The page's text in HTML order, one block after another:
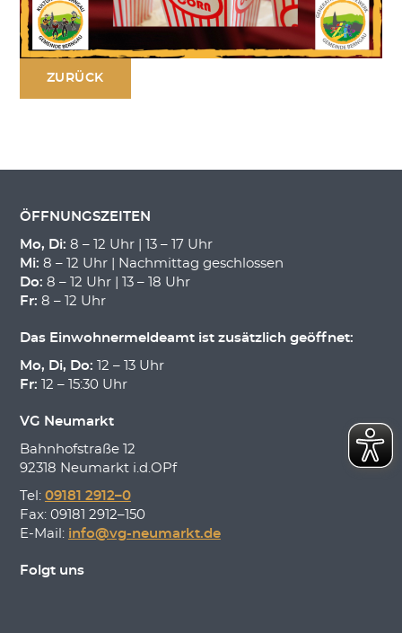
ZURÜCK
ÖFFNUNGSZEITEN
Mo, Di: 8 – 12 Uhr | 13 – 17 Uhr
Mi: 8 – 12 Uhr | Nachmittag geschlossen
Do: 8 – 12 Uhr | 13 – 18 Uhr
Fr: 8 – 12 Uhr
Das Einwohnermeldeamt ist zusätzlich geöffnet:
Mo, Di, Do: 12 – 13 Uhr
Fr: 12 – 15:30 Uhr
VG Neumarkt
Bahnhofstraße 12
92318 Neumarkt i.d.OPf
Tel: 09181 2912–0
Fax: 09181 2912–150
E-Mail: info@vg-neumarkt.de
Folgt uns